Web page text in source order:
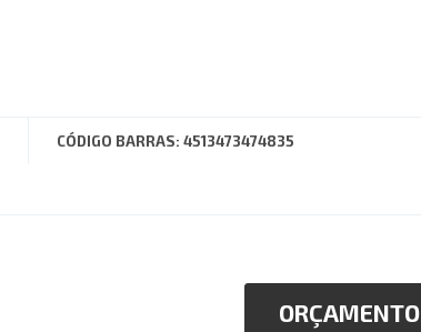
CÓDIGO BARRAS: 4513473474835
ORÇAMENTO